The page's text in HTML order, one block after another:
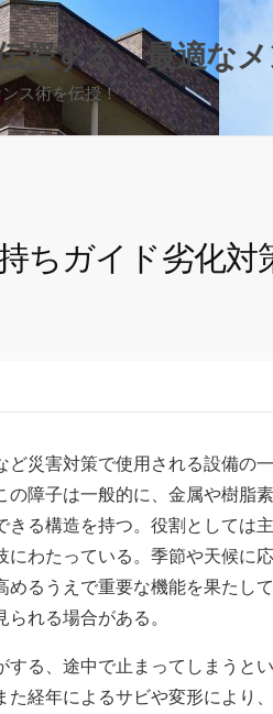
授する、最適な
ス術を伝授！
ちガイド劣化対
災害対策で使用される設備の
の障子は一般的に、金属や樹脂
きる構造を持つ。役割としては
わたっている。季節や天候に
るうえで重要な機能を果たし
れる場合がある。
る、途中で止まってしまうと
経年によるサビや変形により